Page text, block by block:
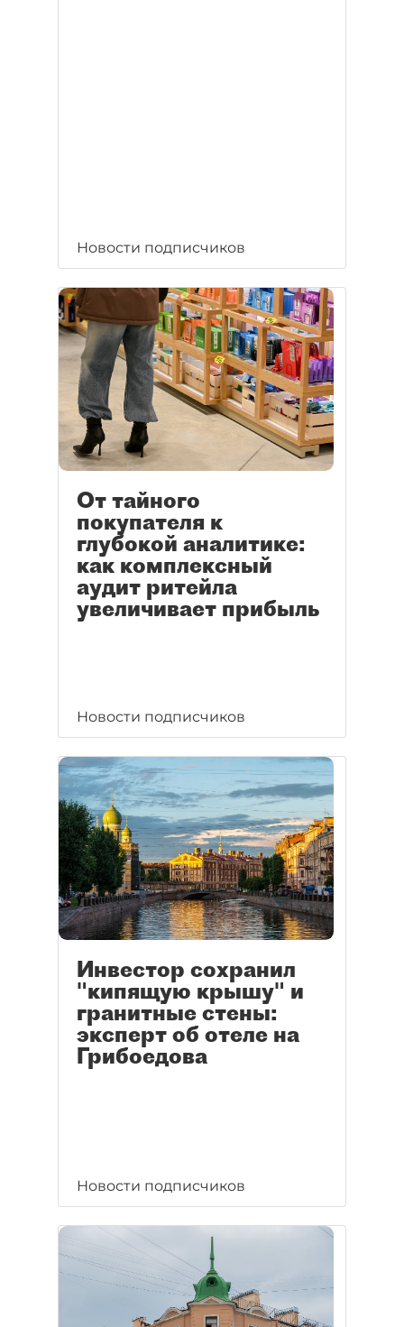
Новости подписчиков
От тайного
покупателя к
глубокой аналитике:
как комплексный
аудит ритейла
увеличивает прибыль
Новости подписчиков
Инвестор сохранил
"кипящую крышу" и
гранитные стены:
эксперт об отеле на
Грибоедова
Новости подписчиков